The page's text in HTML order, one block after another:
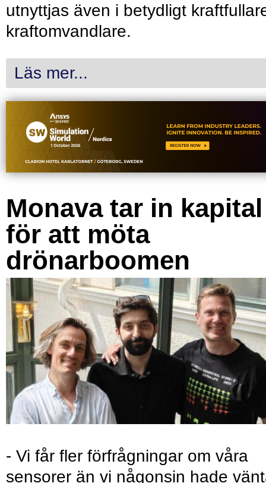
utnyttjas även i betydligt
kraftomvandlare.
Läs mer...
Monava tar in kapital
för att möta
drönarboomen
- Vi får fler förfrågningar om våra
sensorer än vi någonsin hade